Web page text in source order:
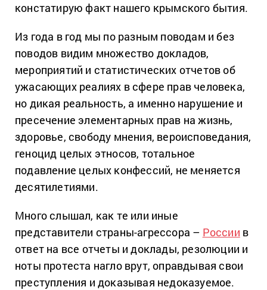
констатирую факт нашего крымского бытия.
Из года в год мы по разным поводам и без
поводов видим множество докладов,
мероприятий и статистических отчетов об
ужасающих реалиях в сфере прав человека,
но дикая реальность, а именно нарушение и
пресечение элементарных прав на жизнь,
здоровье, свободу мнения, вероисповедания,
геноцид целых этносов, тотальное
подавление целых конфессий, не меняется
десятилетиями.
Много слышал, как те или иные
представители страны-агрессора – России в
ответ на все отчеты и доклады, резолюции и
ноты протеста нагло врут, оправдывая свои
преступления и доказывая недоказуемое.